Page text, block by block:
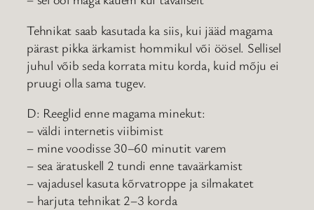
Tehnikat saab kasutada ka siis, kui jääd magama
pärast pikka ärkamist hommikul või öösel. Sellisel
juhul võib seda korrata mitu korda, kuid mõju ei
pruugi olla sama tugev.
D: Reeglid enne magama minekut:
– väldi internetis viibimist
– mine voodisse 30–60 minutit varem
– sea äratuskell 2 tundi enne tavaärkamist
– vajadusel kasuta kõrvatroppe ja silmakatet
– harjuta tehnikat 2–3 korda